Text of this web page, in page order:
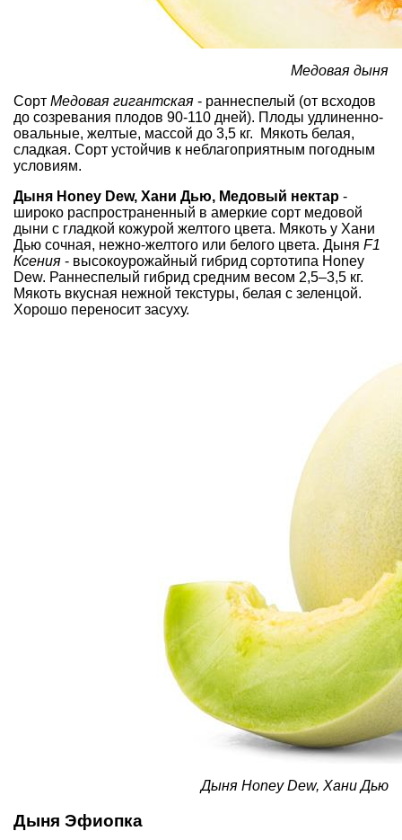
Медовая дыня
Сорт Медовая гигантская - раннеспелый (от всходов
до созревания плодов 90-110 дней). Плоды удлиненно-
овальные, желтые, массой до 3,5 кг. Мякоть белая,
сладкая. Сорт устойчив к неблагоприятным погодным
условиям.
Дыня Honey Dew, Хани Дью, Медовый нектар -
широко распространенный в амеркие сорт медовой
дыни с гладкой кожурой желтого цвета. Мякоть у Хани
Дью сочная, нежно-желтого или белого цвета. Дыня F1
Ксения - высокоурожайный гибрид сортотипа Honey
Dew. Раннеспелый гибрид средним весом 2,5–3,5 кг.
Мякоть вкусная нежной текстуры, белая с зеленцой.
Хорошо переносит засуху.
Дыня Honey Dew, Хани Дью
Дыня Эфиопка